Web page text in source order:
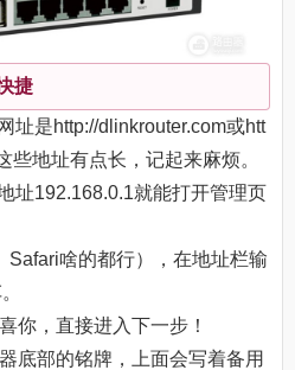
捷
址是http://dlinkrouter.com或htt
些地址有点长，记起来麻烦。
址192.168.0.1就能打开管理页
Safari啥的都行），在地址栏输
你，直接进入下一步！
底部的铭牌，上面会写着备用